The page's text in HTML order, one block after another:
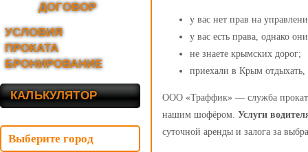
ДОГОВОР
УСЛОВИЯ
ПРОКАТА
БРОНИРОВАНИЕ
КАЛЬКУЛЯТОР
Выберите город
у вас нет прав на
у вас есть права, однако
не знаете крымских дорог;
приехали в Крым отдыхать,
ООО «Траффик» — служба
нашим шофёром. Услуги
суточной аренды и залога за